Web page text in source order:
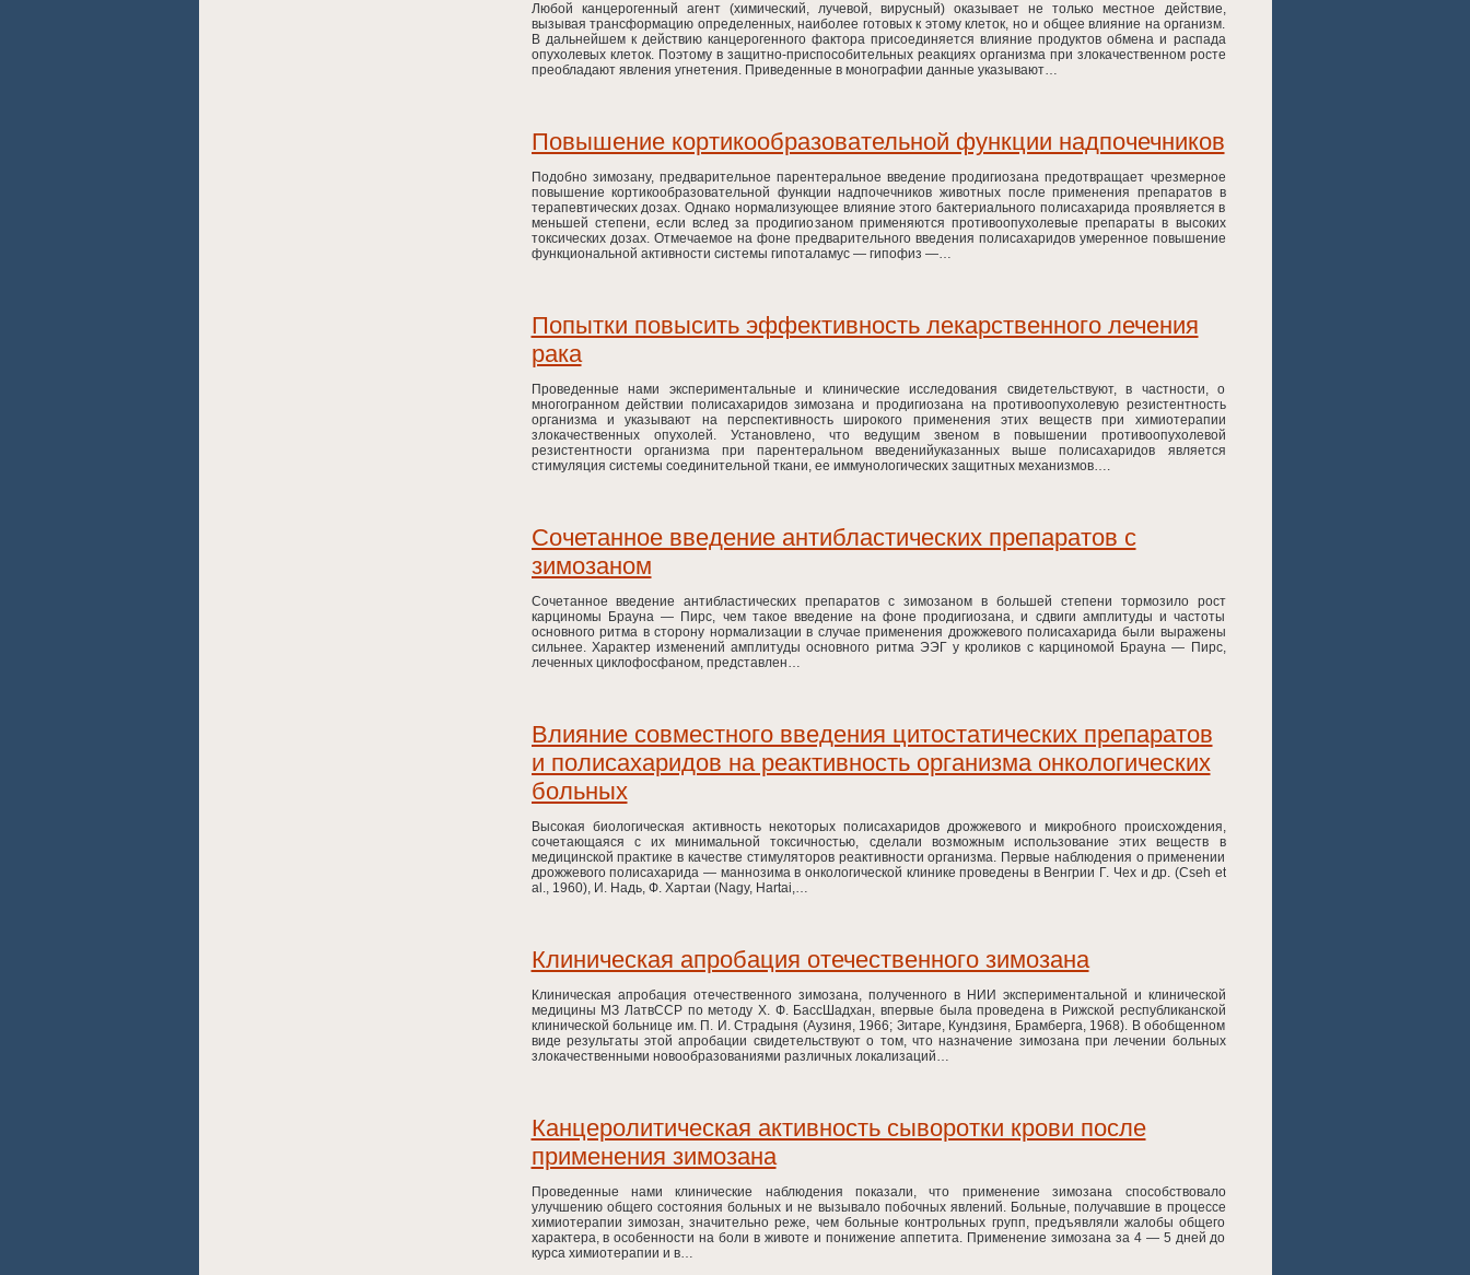
Любой канцерогенный агент (химический, лучевой, вирусный) оказывает не только местное действие,
вызывая трансформацию определенных, наиболее готовых к этому клеток, но и общее влияние на организм.
В дальнейшем к действию канцерогенного фактора присоединяется влияние продуктов обмена и распада
опухолевых клеток. Поэтому в защитно-приспособительных реакциях организма при злокачественном росте
преобладают явления угнетения. Приведенные в монографии данные указывают…
Повышение кортикообразовательной функции надпочечников
Подобно зимозану, предварительное парентеральное введение продигиозана предотвращает чрезмерное
повышение кортикообразовательной функции надпочечников животных после применения препаратов в
терапевтических дозах. Однако нормализующее влияние этого бактериального полисахарида проявляется в
меньшей степени, если вслед за продигиозаном применяются противоопухолевые препараты в высоких
токсических дозах. Отмечаемое на фоне предварительного введения полисахаридов умеренное повышение
функциональной активности системы гипоталамус — гипофиз —…
Попытки повысить эффективность лекарственного лечения
рака
Проведенные нами экспериментальные и клинические исследования свидетельствуют, в частности, о
многогранном действии полисахаридов зимозана и продигиозана на противоопухолевую резистентность
организма и указывают на перспективность широкого применения этих веществ при химиотерапии
злокачественных опухолей. Установлено, что ведущим звеном в повышении противоопухолевой
резистентности организма при парентеральном введенийуказанных выше полисахаридов является
стимуляция системы соединительной ткани, ее иммунологических защитных механизмов….
Сочетанное введение антибластических препаратов с
зимозаном
Сочетанное введение антибластических препаратов с зимозаном в большей степени тормозило рост
карциномы Брауна — Пирс, чем такое введение на фоне продигиозана, и сдвиги амплитуды и частоты
основного ритма в сторону нормализации в случае применения дрожжевого полисахарида были выражены
сильнее. Характер изменений амплитуды основного ритма ЭЭГ у кроликов с карциномой Брауна — Пирс,
леченных циклофосфаном, представлен…
Влияние совместного введения цитостатических препаратов
и полисахаридов на реактивность организма онкологических
больных
Высокая биологическая активность некоторых полисахаридов дрожжевого и микробного происхождения,
сочетающаяся с их минимальной токсичностью, сделали возможным использование этих веществ в
медицинской практике в качестве стимуляторов реактивности организма. Первые наблюдения о применении
дрожжевого полисахарида — маннозима в онкологической клинике проведены в Венгрии Г. Чех и др. (Cseh et
al., 1960), И. Надь, Ф. Хартаи (Nagy, Hartai,…
Клиническая апробация отечественного зимозана
Клиническая апробация отечественного зимозана, полученного в НИИ экспериментальной и клинической
медицины МЗ ЛатвССР по методу X. Ф. БассШадхан, впервые была проведена в Рижской республиканской
клинической больнице им. П. И. Страдыня (Аузиня, 1966; Зитаре, Кундзиня, Брамберга, 1968). В обобщенном
виде результаты этой апробации свидетельствуют о том, что назначение зимозана при лечении больных
злокачественными новообразованиями различных локализаций…
Канцеролитическая активность сыворотки крови после
применения зимозана
Проведенные нами клинические наблюдения показали, что применение зимозана способствовало
улучшению общего состояния больных и не вызывало побочных явлений. Больные, получавшие в процессе
химиотерапии зимозан, значительно реже, чем больные контрольных групп, предъявляли жалобы общего
характера, в особенности на боли в животе и понижение аппетита. Применение зимозана за 4 — 5 дней до
курса химиотерапии и в…